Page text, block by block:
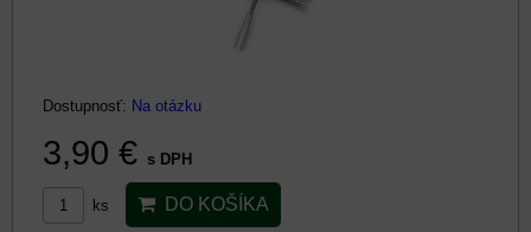
Dostupnosť: Na otázku
3,90 € s DPH
ks DO KOŠÍKA